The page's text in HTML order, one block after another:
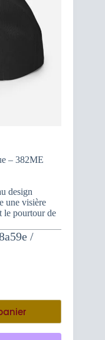
– 382ME
design
une visière
le pourtour de
/